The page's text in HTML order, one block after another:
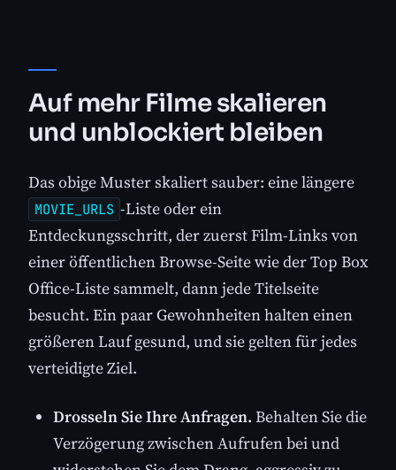
Auf mehr Filme skalieren
und unblockiert bleiben
Das obige Muster skaliert sauber: eine längere
MOVIE_URLS -Liste oder ein
Entdeckungsschritt, der zuerst Film-Links von
einer öffentlichen Browse-Seite wie der Top Box
Office-Liste sammelt, dann jede Titelseite
besucht. Ein paar Gewohnheiten halten einen
größeren Lauf gesund, und sie gelten für jedes
verteidigte Ziel.
Drosseln Sie Ihre Anfragen. Behalten Sie die
Verzögerung zwischen Aufrufen bei und